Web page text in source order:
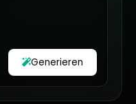
Generieren